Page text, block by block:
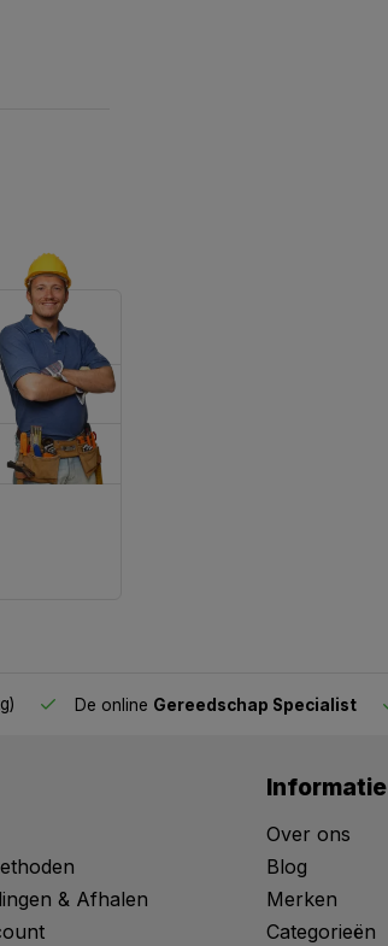
De online Gereedschap Specialist
& Afhalen
Informatie
Over ons
Blog
Merken
Categorieën